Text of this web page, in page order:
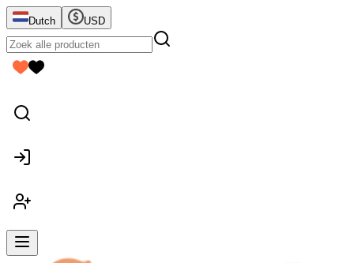
Dutch USD